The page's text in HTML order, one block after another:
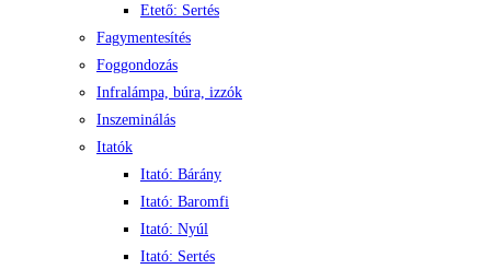
Etető: Sertés
Fagymentesítés
Foggondozás
Infralámpa, búra, izzók
Inszeminálás
Itatók
Itató: Bárány
Itató: Baromfi
Itató: Nyúl
Itató: Sertés